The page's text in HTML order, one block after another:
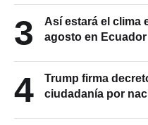
3
Así estará el clima
agosto en Ecuador
4
Trump firma
ciudadanía por